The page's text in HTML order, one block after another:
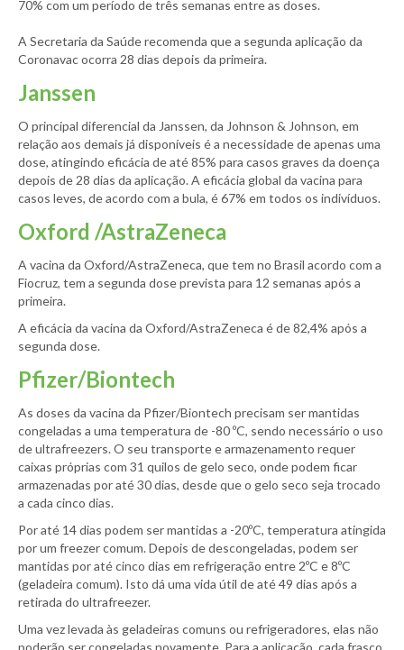
70% com um período de três semanas entre as doses.
A Secretaria da Saúde recomenda que a segunda aplicação da
Coronavac ocorra 28 dias depois da primeira.
Janssen
O principal diferencial da Janssen, da Johnson & Johnson, em
relação aos demais já disponíveis é a necessidade de apenas uma
dose, atingindo eficácia de até 85% para casos graves da doença
depois de 28 dias da aplicação. A eficácia global da vacina para
casos leves, de acordo com a bula, é 67% em todos os indivíduos.
Oxford /AstraZeneca
A vacina da Oxford/AstraZeneca, que tem no Brasil acordo com a
Fiocruz, tem a segunda dose prevista para 12 semanas após a
primeira.
A eficácia da vacina da Oxford/AstraZeneca é de 82,4% após a
segunda dose.
Pfizer/Biontech
As doses da vacina da Pfizer/Biontech precisam ser mantidas
congeladas a uma temperatura de -80 ºC, sendo necessário o uso
de ultrafreezers. O seu transporte e armazenamento requer
caixas próprias com 31 quilos de gelo seco, onde podem ficar
armazenadas por até 30 dias, desde que o gelo seco seja trocado
a cada cinco dias.
Por até 14 dias podem ser mantidas a -20ºC, temperatura atingida
por um freezer comum. Depois de descongeladas, podem ser
mantidas por até cinco dias em refrigeração entre 2ºC e 8ºC
(geladeira comum). Isto dá uma vida útil de até 49 dias após a
retirada do ultrafreezer.
Uma vez levada às geladeiras comuns ou refrigeradores, elas não